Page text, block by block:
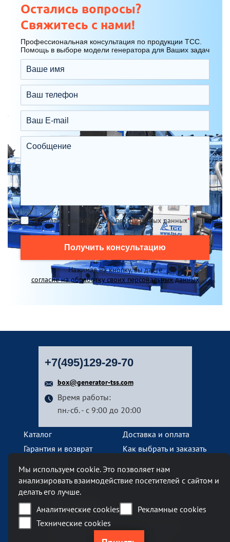
Остались вопросы?
Свяжитесь с нами!
Профессиональная консультация по продукции ТСС.
Помощь в выборе модели генератора для Ваших задач
Я согласен на обработку персональных данных*
Получить консультацию
Нажимая на кнопку, вы даете
согласие на обработку своих персональных данных
+7(495)129-29-70
box@generator-tss.com
Время работы:
пн.-сб. - с 9:00 до 20:00
Каталог
Доставка и оплата
Гарантия и возврат
Как выбрать и заказать
Контакты
Наш офис
Москва, Ленинский проспект, 119А
Бизнес-центр «Ленинский 119А»
Мы используем cookie. Это позволяет нам
анализировать взаимодействие посетителей с сайтом и
делать его лучше.
Аналитические cookies
Рекламные cookies
Технические cookies